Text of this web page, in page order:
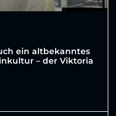
ein altbekanntes
– der Viktoria